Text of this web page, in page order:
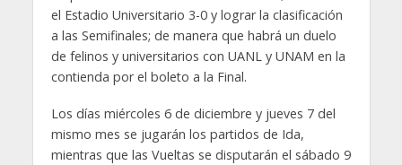
el Estadio Universitario 3-0 y lograr la clasificación
a las Semifinales; de manera que habrá un duelo
de felinos y universitarios con UANL y UNAM en la
contienda por el boleto a la Final.
Los días miércoles 6 de diciembre y jueves 7 del
mismo mes se jugarán los partidos de Ida,
mientras que las Vueltas se disputarán el sábado 9